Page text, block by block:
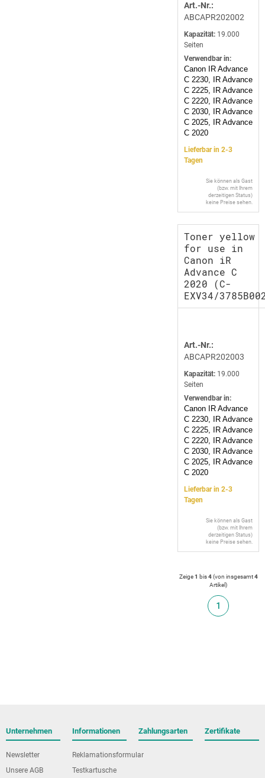
Art.-Nr.:
ABCAPR202002
Kapazität: 19.000
Seiten
Verwendbar in:
Canon IR Advance
C 2230, IR Advance
C 2225, IR Advance
C 2220, IR Advance
C 2030, IR Advance
C 2025, IR Advance
C 2020
Lieferbar in 2-3
Tagen
Sie können als Gast
(bzw. mit Ihrem
derzeitigen Status)
keine Preise sehen.
Toner yellow
for use in
Canon iR
Advance C
2020 (C-
EXV34/
Art.-Nr.:
ABCAPR202003
Kapazität: 19.000
Seiten
Verwendbar in:
Canon IR Advance
C 2230, IR Advance
C 2225, IR Advance
C 2220, IR Advance
C 2030, IR Advance
C 2025, IR Advance
C 2020
Lieferbar in 2-3
Tagen
Sie können als Gast
(bzw. mit Ihrem
derzeitigen Status)
keine Preise sehen.
Zeige1 bis4(von insgesamt4
Artikel)
1
Unternehmen
Newsletter
Unsere AGB
Informationen
Reklamationsformular
Testkartusche
Zahlungsarten Zertifikate